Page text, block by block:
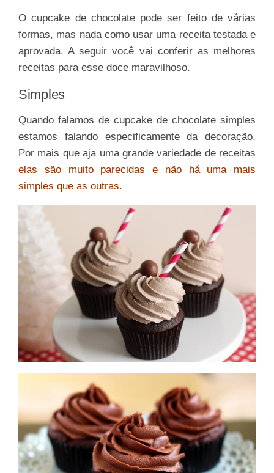
O cupcake de chocolate pode ser feito de várias
formas, mas nada como usar uma receita testada e
aprovada. A seguir você vai conferir as melhores
receitas para esse doce maravilhoso.
Simples
Quando falamos de cupcake de chocolate simples
estamos falando especificamente da decoração.
Por mais que aja uma grande variedade de receitas
elas são muito parecidas e não há uma mais
simples que as outras.